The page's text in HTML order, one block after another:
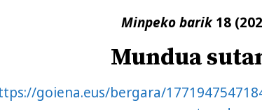
Minpeko barik18
Mundua
goiena.eus/bergara/